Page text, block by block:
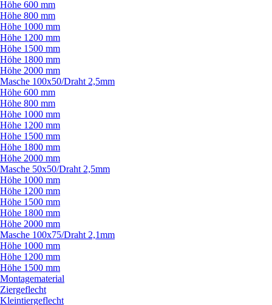
Höhe 600 mm
Höhe 800 mm
Höhe 1000 mm
Höhe 1200 mm
Höhe 1500 mm
Höhe 1800 mm
Höhe 2000 mm
Masche 100x50/Draht 2,5mm
Höhe 600 mm
Höhe 800 mm
Höhe 1000 mm
Höhe 1200 mm
Höhe 1500 mm
Höhe 1800 mm
Höhe 2000 mm
Masche 50x50/Draht 2,5mm
Höhe 1000 mm
Höhe 1200 mm
Höhe 1500 mm
Höhe 1800 mm
Höhe 2000 mm
Masche 100x75/Draht 2,1mm
Höhe 1000 mm
Höhe 1200 mm
Höhe 1500 mm
Montagematerial
Ziergeflecht
Kleintiergeflecht